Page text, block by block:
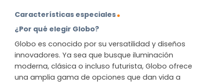
Características especiales
¿Por qué elegir Globo?
Globo es conocido por su versatilidad y diseños
innovadores. Ya sea que busque iluminación
moderna, clásica o incluso futurista, Globo ofrece
una amplia gama de opciones que dan vida a